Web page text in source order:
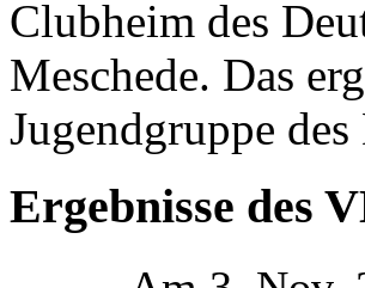
Clubheim des
Meschede. Das
Jugendgruppe
Ergebnisse des